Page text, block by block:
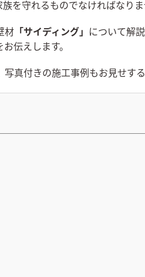
を守れるものでなければなりま
材 「サイディング」
について解
伝えします。
真付きの施工事例もお見せす